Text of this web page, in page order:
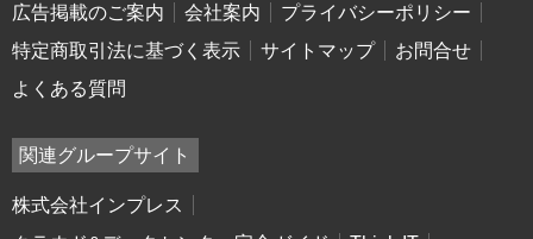
広告掲載のご案内
会社案内
プライバシーポリシー
特定商取引法に基づく表示
サイトマップ
お問合せ
よくある質問
関連グループサイト
株式会社インプレス